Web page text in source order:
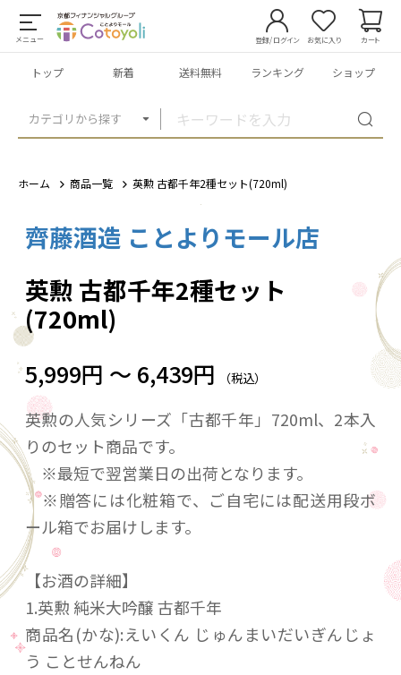
メニュー
カテゴリから探す
登録/ログイン お気に入り カート
トップ 新着 送料無料 ランキング ショップ
ホーム 商品一覧 英勲 古都千年2種セット(720ml)
齊藤酒造 ことよりモール店
英勲 古都千年2種セット
(720ml)
5,999円 ～ 6,439円 （税込）
英勲の人気シリーズ「古都千年」720ml、2本入
りのセット商品です。
※最短で翌営業日の出荷となります。
※贈答には化粧箱で、ご自宅には配送用段ボ
ール箱でお届けします。
【お酒の詳細】
1.英勲 純米大吟醸 古都千年
商品名(かな):えいくん じゅんまいだいぎんじょ
う ことせんねん